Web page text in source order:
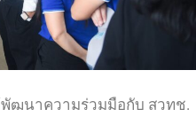
พัฒนาความร่วมมือกับ สวทช.